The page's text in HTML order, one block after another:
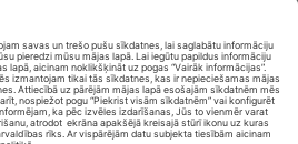
Iestatījumi
lietošanas noteikumi